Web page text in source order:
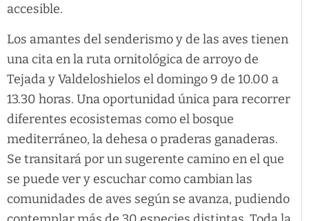
accesible.
Los amantes del senderismo y de las aves tienen
una cita en la ruta ornitológica de arroyo de
Tejada y Valdeloshielos el domingo 9 de 10.00 a
13.30 horas. Una oportunidad única para recorrer
diferentes ecosistemas como el bosque
mediterráneo, la dehesa o praderas ganaderas.
Se transitará por un sugerente camino en el que
se puede ver y escuchar como cambian las
comunidades de aves según se avanza, pudiendo